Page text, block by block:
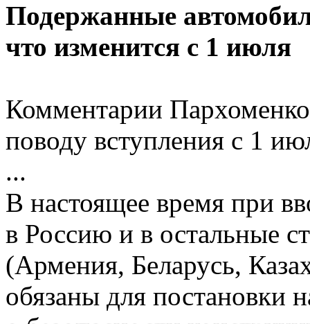
Подержанные
что изменится с 1 июля
Комментарии
поводу вступления с 1
...
В настоящее время при
в Россию и в остальные
(Армения, Беларусь,
обязаны для постановки